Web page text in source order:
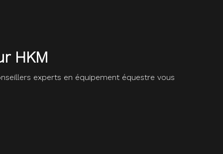
HKM
experts en équipement équestre vous